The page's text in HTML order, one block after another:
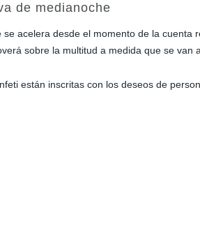
de medianoche
se acelera desde el momento de la
sobre la multitud a medida que se van
están inscritas con los deseos de